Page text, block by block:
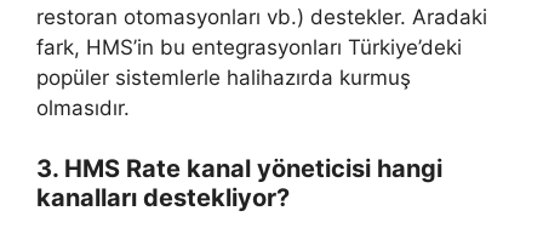
restoran otomasyonları vb.) destekler. Aradaki
fark, HMS’in bu entegrasyonları Türkiye’deki
popüler sistemlerle halihazırda kurmuş
olmasıdır.
3. HMS Rate kanal yöneticisi hangi
kanalları destekliyor?